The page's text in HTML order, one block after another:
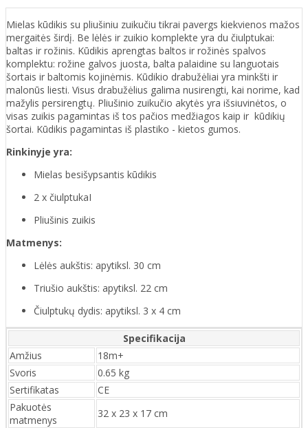
Mielas kūdikis su pliušiniu zuikučiu tikrai pavergs kiekvienos mažos
mergaitės širdį. Be lėlės ir zuikio komplekte yra du čiulptukai:
baltas ir rožinis. Kūdikis aprengtas baltos ir rožinės spalvos
komplektu: rožine galvos juosta, balta palaidine su languotais
šortais ir baltomis kojinėmis. Kūdikio drabužėliai yra minkšti ir
malonūs liesti. Visus drabužėlius galima nusirengti, kai norime, kad
mažylis persirengtų. Pliušinio zuikučio akytės yra išsiuvinėtos, o
visas zuikis pagamintas iš tos pačios medžiagos kaip ir kūdikių
šortai. Kūdikis pagamintas iš plastiko - kietos gumos.
Rinkinyje yra:
Mielas besišypsantis kūdikis
2 x čiulptukaI
Pliušinis zuikis
Matmenys:
Lėlės aukštis: apytiksl. 30 cm
Triušio aukštis: apytiksl. 22 cm
Čiulptukų dydis: apytiksl. 3 x 4 cm
Specifikacija
Amžius
18m+
Svoris
0.65 kg
Sertifikatas
CE
Pakuotės
matmenys
32 x 23 x 17 cm